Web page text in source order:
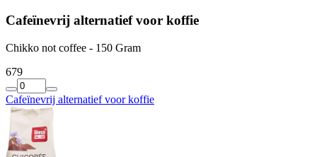
Cafeïnevrij alternatief voor koffie
Chikko not coffee - 150 Gram
679
Cafeïnevrij alternatief voor koffie